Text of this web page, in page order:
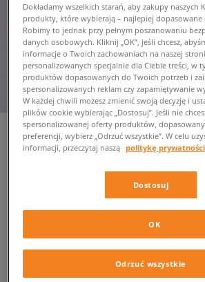
Dokładamy wszelkich starań, aby zakupy naszych
produkty, które wybierają – najlepiej dopasowane
Robimy to jednak przy pełnym poszanowaniu
danych osobowych. Kliknij „OK”, jeśli chcesz,
informacje o Twoich zachowaniach na naszej
personalizowanych specjalnie dla Ciebie treści, w
produktów dopasowanych do Twoich potrzeb i
spersonalizowanych reklam czy zapamiętywanie
W każdej chwili możesz zmienić swoją decyzję i
plików cookie wybierając „Dostosuj”. Jeśli nie
spersonalizowanej oferty produktów,
preferencji, wybierz „Odrzuć wszystkie”. W celu
informacji, przeczytaj naszą politykę
Dostosuj
Odrzuć wszystkie
OK